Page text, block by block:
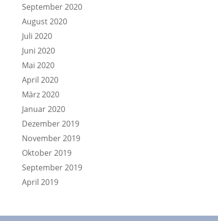
September 2020
August 2020
Juli 2020
Juni 2020
Mai 2020
April 2020
März 2020
Januar 2020
Dezember 2019
November 2019
Oktober 2019
September 2019
April 2019